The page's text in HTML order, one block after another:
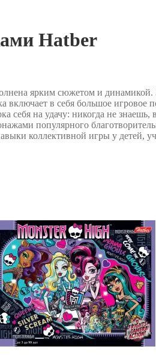
Hatber
ярким сюжетом и динамикой.
в себя большое игровое
на удачу: никогда не знаешь,
популярного
коллективной игры у детей,